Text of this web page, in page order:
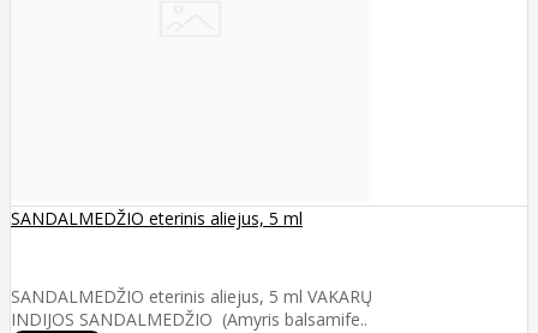
SANDALMEDŽIO eterinis aliejus, 5 ml
SANDALMEDŽIO eterinis aliejus, 5 ml VAKARŲ
INDIJOS SANDALMEDŽIO (Amyris balsamife..